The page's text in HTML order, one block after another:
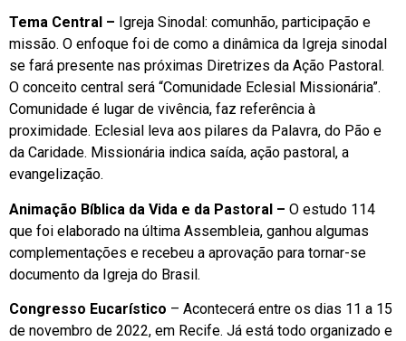
Tema Central – Igreja Sinodal: comunhão, participação e
missão. O enfoque foi de como a dinâmica da Igreja sinodal
se fará presente nas próximas Diretrizes da Ação Pastoral.
O conceito central será “Comunidade Eclesial Missionária”.
Comunidade é lugar de vivência, faz referência à
proximidade. Eclesial leva aos pilares da Palavra, do Pão e
da Caridade. Missionária indica saída, ação pastoral, a
evangelização.
Animação Bíblica da Vida e da Pastoral – O estudo 114
que foi elaborado na última Assembleia, ganhou algumas
complementações e recebeu a aprovação para tornar-se
documento da Igreja do Brasil.
Congresso Eucarístico – Acontecerá entre os dias 11 a 15
de novembro de 2022, em Recife. Já está todo organizado e